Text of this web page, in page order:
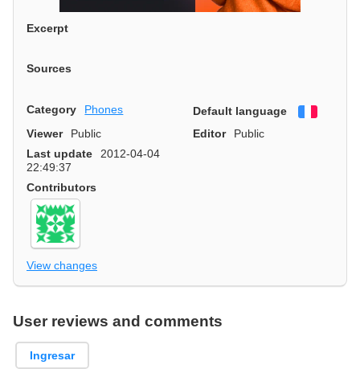
Excerpt
Sources
Category Phones Default language
Viewer
Public Editor
Public
Last update
2012-04-04
22:49:37
Contributors
View changes
User reviews and comments
Ingresar